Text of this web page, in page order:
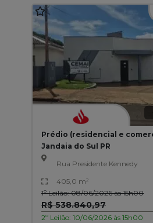
Prédio (residencial e
Jandaia do Sul PR
Rua Presidente Kennedy
405,0 m²
1º Leilão: 08/06/2026 às 15h00
R$ 538.840,97
2º Leilão: 10/06/2026 às 15h00